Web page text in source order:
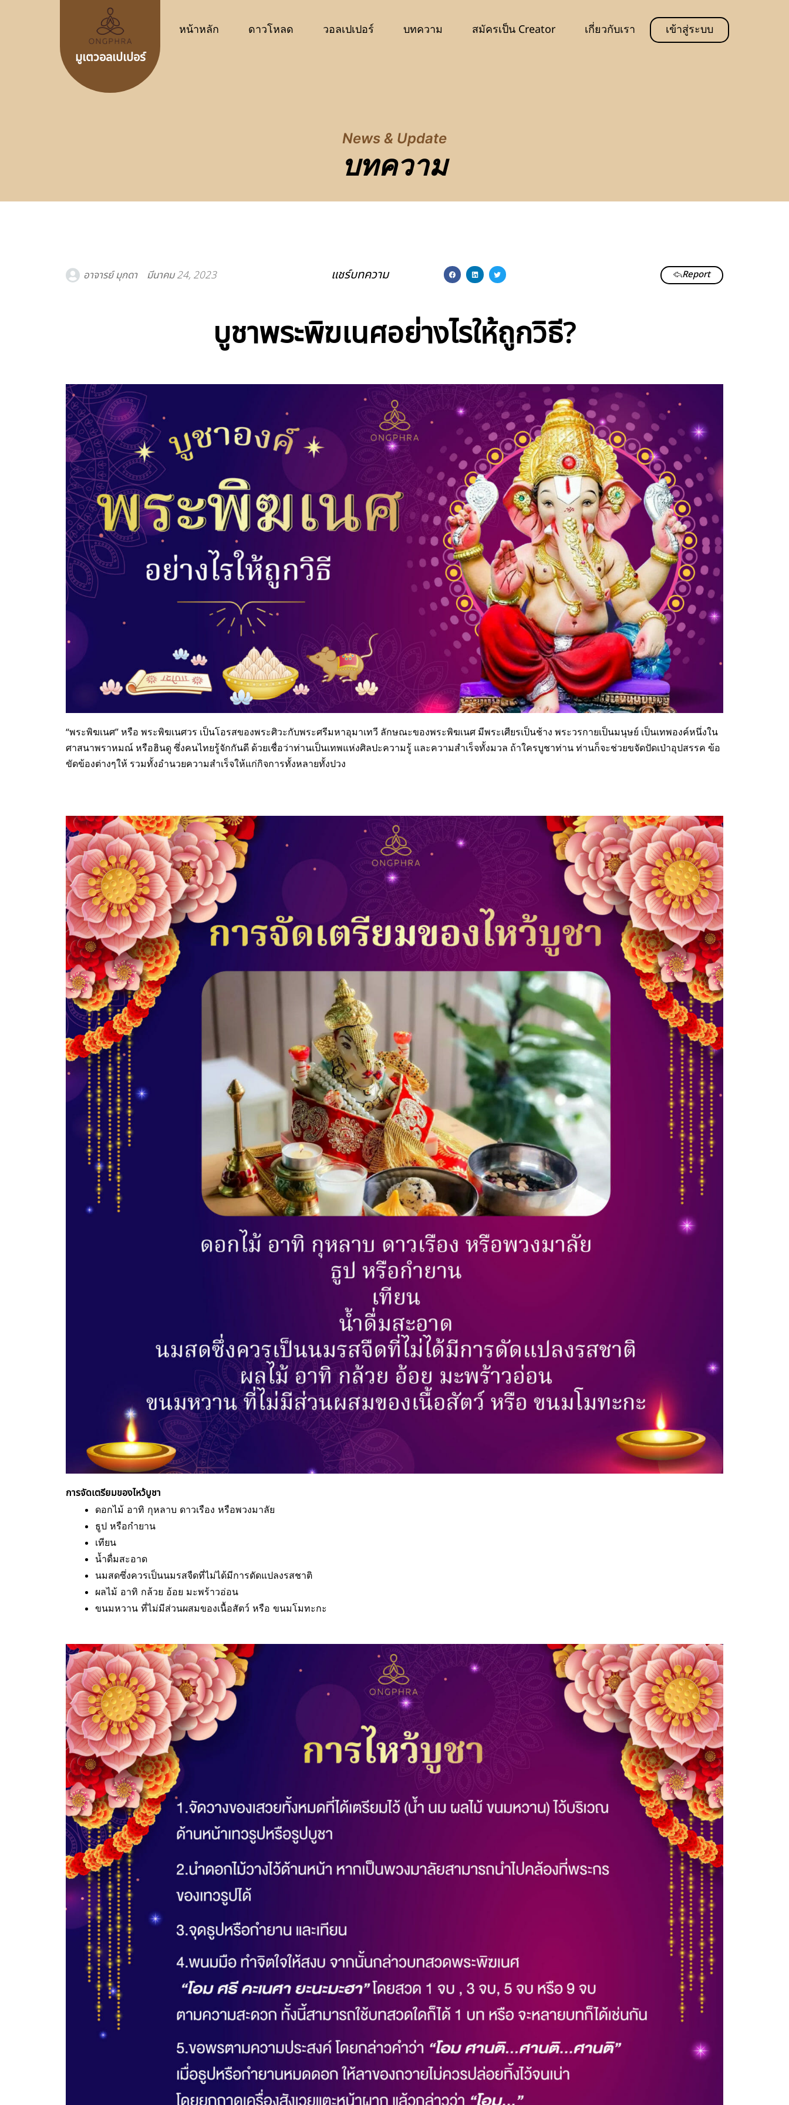
มูเตวอลเปเปอร์
หน้าหลัก ดาวโหลด วอลเปเปอร์ บทความ สมัครเป็น Creator เกี่ยวกับเรา เข้าสู่ระบบ
News & Update
บทความ
อาจารย์ มุกดา มีนาคม 24, 2023 แชร์บทความ Report
บูชาพระพิฆเนศอย่างไรให้ถูกวิธี?
“พระพิฆเนศ” หรือ พระพิฆเนศวร เป็นโอรสของพระศิวะกับพระศรีมหาอุมาเทวี ลักษณะของพระพิฆเนศ มีพระเศียรเป็นช้าง พระวรกายเป็นมนุษย์ เป็นเทพองค์หนึ่งใน
ศาสนาพราหมณ์ หรือฮินดู ซึ่งคนไทยรู้จักกันดี ด้วยเชื่อว่าท่านเป็นเทพแห่งศิลปะความรู้ และความสำเร็จทั้งมวล ถ้าใครบูชาท่าน ท่านก็จะช่วยขจัดปัดเป่าอุปสรรค ข้อ
ขัดข้องต่างๆให้ รวมทั้งอำนวยความสำเร็จให้แก่กิจการทั้งหลายทั้งปวง
การจัดเตรียมของไหว้บูชา
ดอกไม้ อาทิ กุหลาบ ดาวเรือง หรือพวงมาลัย
ธูป หรือกำยาน
เทียน
น้ำดื่มสะอาด
นมสดซึ่งควรเป็นนมรสจืดที่ไม่ได้มีการดัดแปลงรสชาติ
ผลไม้ อาทิ กล้วย อ้อย มะพร้าวอ่อน
ขนมหวาน ที่ไม่มีส่วนผสมของเนื้อสัตว์ หรือ ขนมโมทะกะ